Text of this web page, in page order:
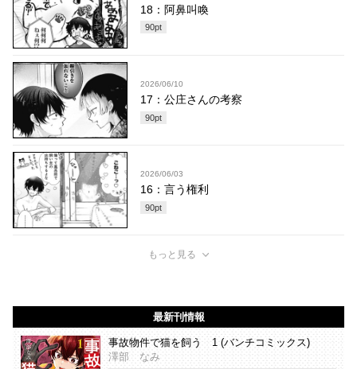
18：阿鼻叫喚
90pt
2026/06/10
17：公庄さんの考察
90pt
2026/06/03
16：言う権利
90pt
もっと見る
最新刊情報
事故物件で猫を飼う 1 (バンチコミックス)
澤部 なみ